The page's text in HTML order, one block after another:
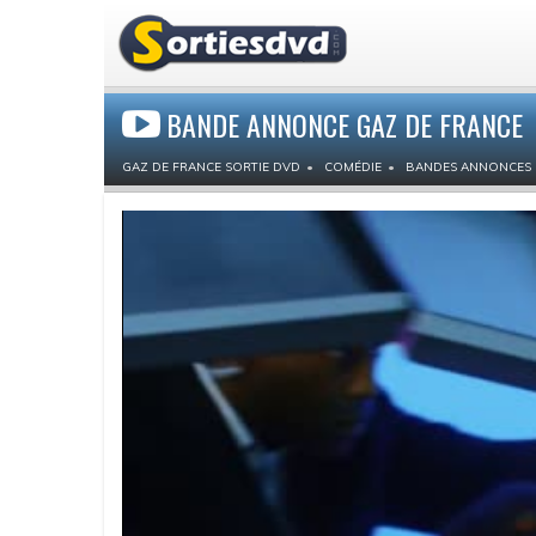
BANDE ANNONCE GAZ DE FRANCE
GAZ DE FRANCE SORTIE DVD COMÉDIE BANDES ANNONCES